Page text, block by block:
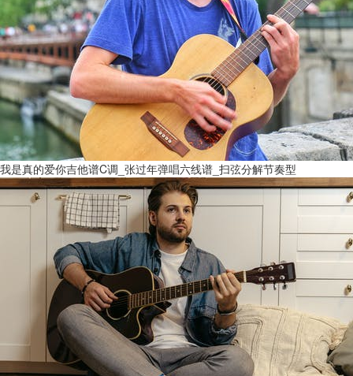
我是真的爱你吉他谱C调_张过年弹唱六线谱_扫弦分解节奏型